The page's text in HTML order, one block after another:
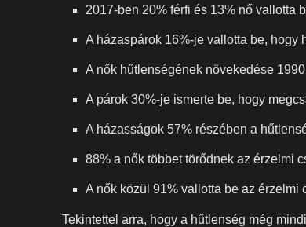
2017-ben 20% férfi és 13% nő vallotta
A házaspárok 16%-je vallotta be, hogy
A nők hűtlenségének növekedése
A párok 30%-je ismerte be, hogy
A házasságok 57% részében a
88% a nők többet törődnek az érzelmi
A nők közül 91% vallotta be az érzelmi
Tekintettel arra, hogy a hűtlenség még